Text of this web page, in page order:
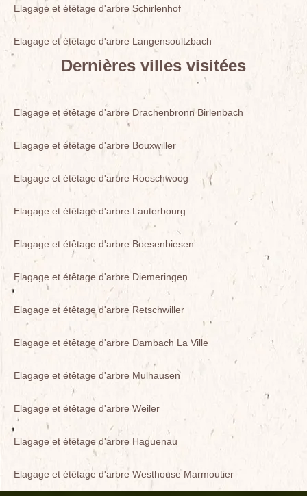
Elagage et étêtage d'arbre Schirlenhof
Elagage et étêtage d'arbre Langensoultzbach
Dernières villes visitées
Elagage et étêtage d'arbre Drachenbronn Birlenbach
Elagage et étêtage d'arbre Bouxwiller
Elagage et étêtage d'arbre Roeschwoog
Elagage et étêtage d'arbre Lauterbourg
Elagage et étêtage d'arbre Boesenbiesen
Elagage et étêtage d'arbre Diemeringen
Elagage et étêtage d'arbre Retschwiller
Elagage et étêtage d'arbre Dambach La Ville
Elagage et étêtage d'arbre Mulhausen
Elagage et étêtage d'arbre Weiler
Elagage et étêtage d'arbre Haguenau
Elagage et étêtage d'arbre Westhouse Marmoutier